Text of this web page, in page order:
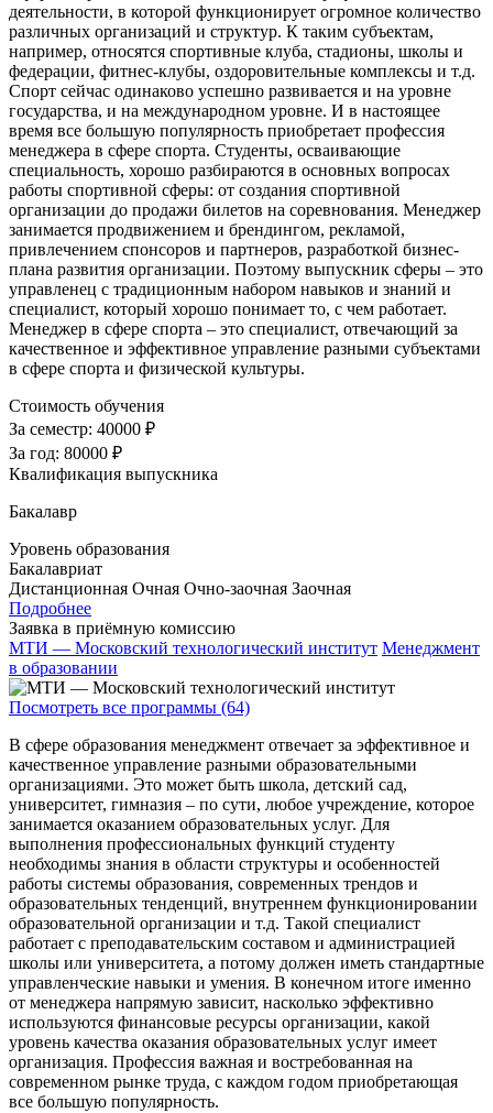
деятельности, в которой функционирует огромное количество
различных организаций и структур. К таким субъектам,
например, относятся спортивные клуба, стадионы, школы и
федерации, фитнес-клубы, оздоровительные комплексы и т.д.
Спорт сейчас одинаково успешно развивается и на уровне
государства, и на международном уровне. И в настоящее
время все большую популярность приобретает профессия
менеджера в сфере спорта. Студенты, осваивающие
специальность, хорошо разбираются в основных вопросах
работы спортивной сферы: от создания спортивной
организации до продажи билетов на соревнования. Менеджер
занимается продвижением и брендингом, рекламой,
привлечением спонсоров и партнеров, разработкой бизнес-
плана развития организации. Поэтому выпускник сферы – это
управленец с традиционным набором навыков и знаний и
специалист, который хорошо понимает то, с чем работает.
Менеджер в сфере спорта – это специалист, отвечающий за
качественное и эффективное управление разными субъектами
в сфере спорта и физической культуры.
Стоимость обучения
За семестр: 40000 ₽
За год: 80000 ₽
Квалификация выпускника
Бакалавр
Уровень образования
Бакалавриат
Дистанционная Очная Очно-заочная Заочная
Подробнее
Заявка в приёмную комиссию
МТИ — Московский технологический институт Менеджмент
в образовании
Посмотреть все программы (64)
В сфере образования менеджмент отвечает за эффективное и
качественное управление разными образовательными
организациями. Это может быть школа, детский сад,
университет, гимназия – по сути, любое учреждение, которое
занимается оказанием образовательных услуг. Для
выполнения профессиональных функций студенту
необходимы знания в области структуры и особенностей
работы системы образования, современных трендов и
образовательных тенденций, внутреннем функционировании
образовательной организации и т.д. Такой специалист
работает с преподавательским составом и администрацией
школы или университета, а потому должен иметь стандартные
управленческие навыки и умения. В конечном итоге именно
от менеджера напрямую зависит, насколько эффективно
используются финансовые ресурсы организации, какой
уровень качества оказания образовательных услуг имеет
организация. Профессия важная и востребованная на
современном рынке труда, с каждом годом приобретающая
все большую популярность.